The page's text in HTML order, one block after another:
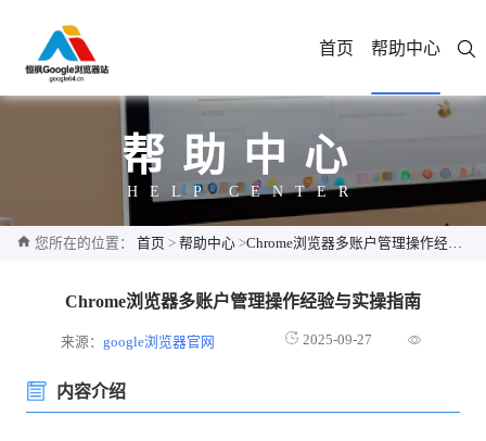
首页 帮助中心
帮助中心
HELP CENTER
您所在的位置： 首页 > 帮助中心 >Chrome浏览器多账户管理操作经验与实操指南
Chrome浏览器多账户管理操作经验与实操指南
来源：google浏览器官网 2025-09-27
内容介绍